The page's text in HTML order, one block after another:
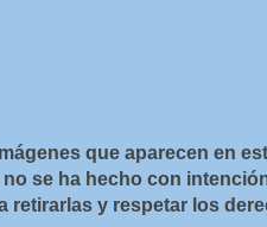
que aparecen en
se ha hecho con
retirarlas y respetar los